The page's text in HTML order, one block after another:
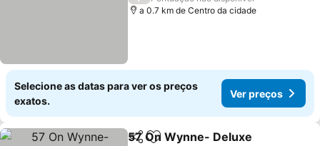
a 0.7 km de Centro da cidade
Selecione as datas para ver os preços
exatos.
Ver preços
Partilhar
57 On Wynne- Deluxe